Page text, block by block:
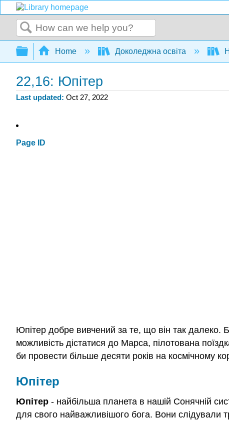
Search
Expand/collapse global hierarchy
Home Доколеджна освіта
22,16: Юпітер
Last updated Oct 27, 2022
Page ID
Юпітер добре вивчений за те, що він так далеко.
можливість дістатися до Марса, пілотована
би провести більше десяти років на космічному
Юпітер
Юпітер - найбільша планета в нашій Сонячній
для свого найважливішого бога. Вони слідували